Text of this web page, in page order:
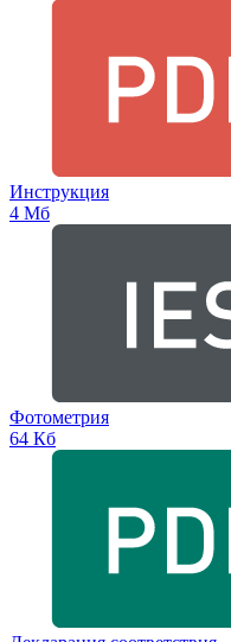
Инструкция
4 Мб
Фотометрия
64 Кб